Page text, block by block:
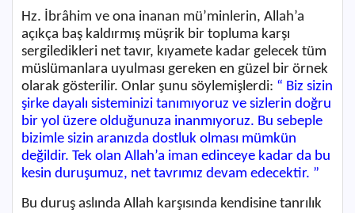
Hz. İbrâhim ve ona inanan mü’minlerin, Allah’a
açıkça baş kaldırmış müşrik bir topluma karşı
sergiledikleri net tavır, kıyamete kadar gelecek tüm
müslümanlara uyulması gereken en güzel bir örnek
olarak gösterilir. Onlar şunu söylemişlerdi: “ Biz sizin
şirke dayalı sisteminizi tanımıyoruz ve sizlerin doğru
bir yol üzere olduğunuza inanmıyoruz. Bu sebeple
bizimle sizin aranızda dostluk olması mümkün
değildir. Tek olan Allah’a iman edinceye kadar da bu
kesin duruşumuz, net tavrımız devam edecektir. ”
Bu duruş aslında Allah karşısında kendisine tanrılık